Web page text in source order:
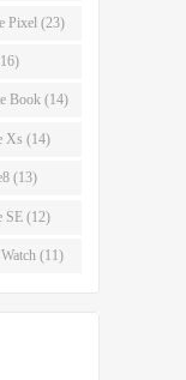
Pixel (23)
Book (14)
Xs (14)
(13)
SE (12)
(11)